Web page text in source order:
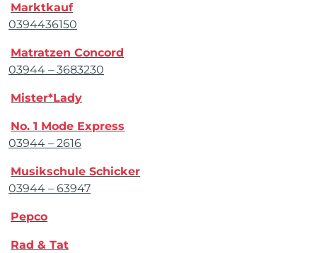
Marktkauf
0394436150
Matratzen Concord
03944 – 3683230
Mister*Lady
No. 1 Mode Express
03944 – 2616
Musikschule Schicker
03944 – 63947
Pepco
Rad & Tat